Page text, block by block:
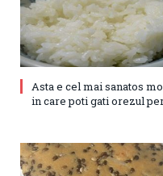
Asta e cel mai sanatos
in care poti gati orezul per